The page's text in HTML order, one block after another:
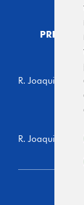
R. Joaquim das
R. Joaquim das